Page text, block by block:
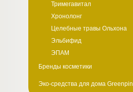
Тримегавитал
Хронолонг
Целебные травы Ольхона
Эльбифид
ЭПАМ
Бренды косметики
Эко-средства для дома Greenpin